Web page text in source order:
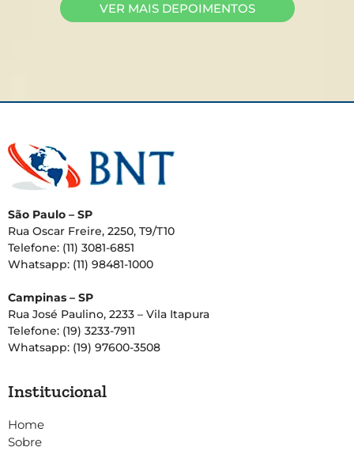
VER MAIS DEPOIMENTOS
São Paulo – SP
Rua Oscar Freire, 2250, T9/T10
Telefone: (11) 3081-6851
Whatsapp: (11) 98481-1000
Campinas – SP
Rua José Paulino, 2233 – Vila Itapura
Telefone: (19) 3233-7911
Whatsapp: (19) 97600-3508
Institucional
Home
Sobre